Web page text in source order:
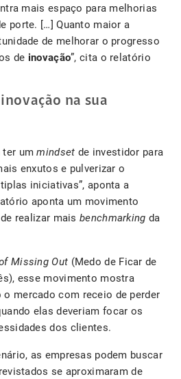
mais espaço para melhorias
porte. […] Quanto maior a
de melhorar o progresso
de inovação”, cita o relatório
na sua
ter ummindset de investidor para
enxutos e pulverizar o
iniciativas”, aponta a
aponta um movimento
realizar maisbenchmarking da
Missing Out (Medo de Ficar de
esse movimento mostra
mercado com receio de perder
elas deveriam focar os
dos clientes.
as empresas podem buscar
se aproximaram de